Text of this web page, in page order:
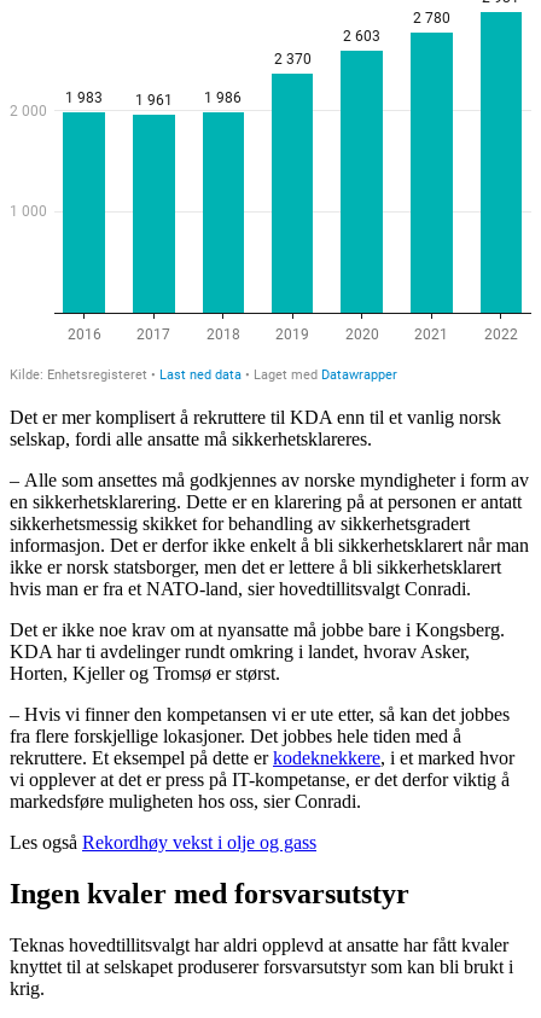
Det er mer komplisert å rekruttere til KDA enn til et vanlig norsk
selskap, fordi alle ansatte må sikkerhetsklareres.
– Alle som ansettes må godkjennes av norske myndigheter i form av
en sikkerhetsklarering. Dette er en klarering på at personen er antatt
sikkerhetsmessig skikket for behandling av sikkerhetsgradert
informasjon. Det er derfor ikke enkelt å bli sikkerhetsklarert når man
ikke er norsk statsborger, men det er lettere å bli sikkerhetsklarert
hvis man er fra et NATO-land, sier hovedtillitsvalgt Conradi.
Det er ikke noe krav om at nyansatte må jobbe bare i Kongsberg.
KDA har ti avdelinger rundt omkring i landet, hvorav Asker,
Horten, Kjeller og Tromsø er størst.
– Hvis vi finner den kompetansen vi er ute etter, så kan det jobbes
fra flere forskjellige lokasjoner. Det jobbes hele tiden med å
rekruttere. Et eksempel på dette erkodeknekkere, i et marked hvor
vi opplever at det er press på IT-kompetanse, er det derfor viktig å
markedsføre muligheten hos oss, sier Conradi.
Les også Rekordhøy vekst i olje og gass
Ingen kvaler med forsvarsutstyr
Teknas hovedtillitsvalgt har aldri opplevd at ansatte har fått kvaler
knyttet til at selskapet produserer forsvarsutstyr som kan bli brukt i
krig.